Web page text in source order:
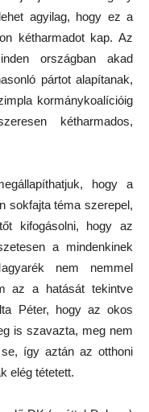
agyilag, hogy ez a
kétharmadot kap. Az
országban akad
pártot alapítanak,
kormánykoalícióig
kétharmados,
hogy a
sokfajta téma szerepel,
kifogásolni, hogy az
a mindenkinek
nem nemmel
az a hatását tekintve
Péter, hogy az okos
is szavazta, meg nem
így aztán az otthoni
elég tétetett.